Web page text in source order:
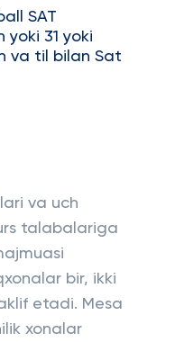
SAT
yoki 31 yoki
va til bilan Sat
va uch
talabalariga
bir, ikki
etadi. Mesa
xonalar